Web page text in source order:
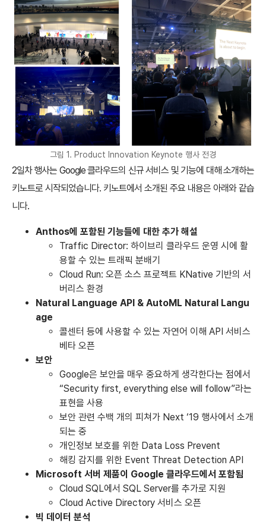
그림 1. Product Innovation Keynote 행사 전경
2일차 행사는 Google 클라우드의 신규 서비스 및 기능에 대해 소개하는
키노트로 시작되었습니다. 키노트에서 소개된 주요 내용은 아래와 같습
니다.
Anthos에 포함된 기능들에 대한 추가 해설
Traffic Director: 하이브리 클라우드 운영 시에 활
용할 수 있는 트래픽 분배기
Cloud Run: 오픈 소스 프로젝트 KNative 기반의 서
버리스 환경
Natural Language API & AutoML Natural Langu
age
콜센터 등에 사용할 수 있는 자연어 이해 API 서비스
베타 오픈
보안
Google은 보안을 매우 중요하게 생각한다는 점에서
“Security first, everything else will follow”라는
표현을 사용
보안 관련 수백 개의 피쳐가 Next ‘19 행사에서 소개
되는 중
개인정보 보호를 위한 Data Loss Prevent
해킹 감지를 위한 Event Threat Detection API
Microsoft 서버 제품이 Google 클라우드에서 포함됨
Cloud SQL에서 SQL Server를 추가로 지원
Cloud Active Directory 서비스 오픈
빅 데이터 분석